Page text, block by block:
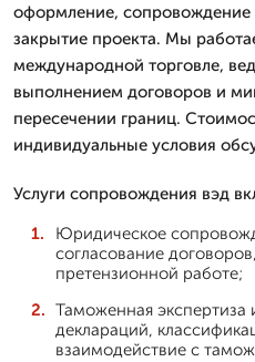
оформление, сопровождение
закрытие проекта. Мы
международной торговле,
выполнением договоров и
пересечении границ.
индивидуальные условия
Услуги сопровождения вэд
Юридическое
согласование
претензионной работе;
Таможенная экспертиза
деклараций,
взаимодействие с